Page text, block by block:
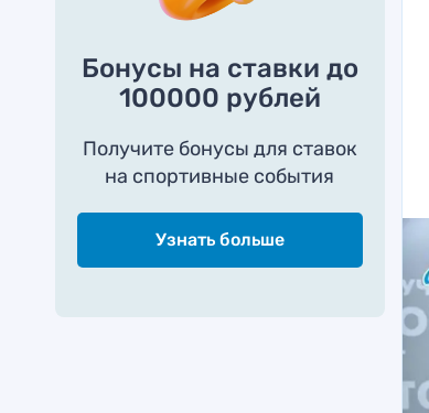
Бонусы на ставки до
100000 рублей
Получите бонусы для ставок
на спортивные события
Узнать больше